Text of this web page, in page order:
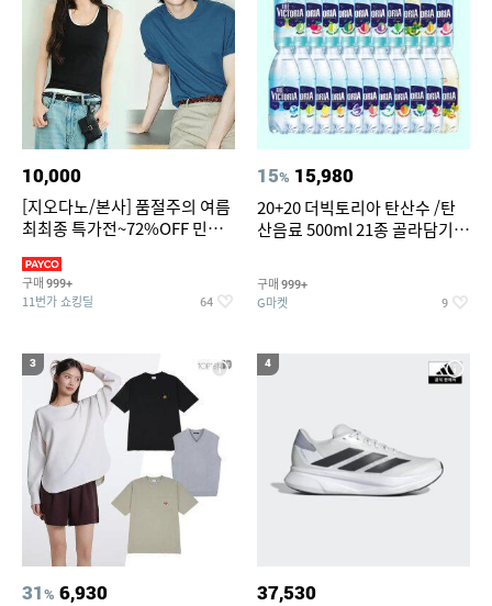
10,000
[지오다노/본사] 품절주의 여름
최최종 특가전~72%OFF 민소
구매 999+
11번가 쇼킹딜 64
15% 15,980
20+20 더빅토리아 탄산수 /탄
산음료 500ml 21종 골라담기
구매 999+
G마켓 9
3
31% 6,930
4
37,530